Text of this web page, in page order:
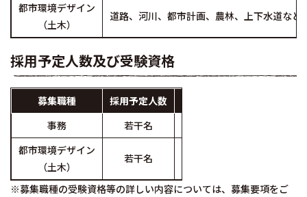
都市環境デザイン
（土木）
道路、河川、都市計画、農林、上下水道な
採用予定人数及び受験資格
募集職種
採用予定人数
事務
若干名
都市環境デザイン
（土木）
若干名
※募集職種の受験資格等の詳しい内容については、募集要項をご